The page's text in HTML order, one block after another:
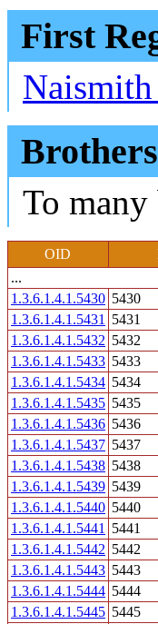
First
To many
OID
...
1.3.6.1.4.1.5430 5430
1.3.6.1.4.1.5431
5431
1.3.6.1.4.1.5432 5432
1.3.6.1.4.1.5433 5433
1.3.6.1.4.1.5434 5434
1.3.6.1.4.1.5435 5435
1.3.6.1.4.1.5436 5436
1.3.6.1.4.1.5437 5437
1.3.6.1.4.1.5438 5438
1.3.6.1.4.1.5439 5439
1.3.6.1.4.1.5440 5440
1.3.6.1.4.1.5441
5441
1.3.6.1.4.1.5442 5442
1.3.6.1.4.1.5443 5443
1.3.6.1.4.1.5444 5444
1.3.6.1.4.1.5445 5445